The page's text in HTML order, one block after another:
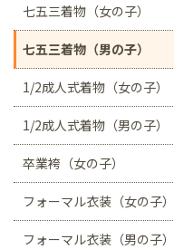
七五三着物（女の子）
七五三着物（男の子）
1/2成人式着物（女の子）
1/2成人式着物（男の子）
卒業袴（女の子）
フォーマル衣装（女の子）
フォーマル衣装（男の子）